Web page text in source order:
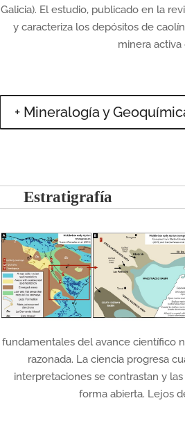
Galicia). El estudio, publicado en la
y caracteriza los depósitos de
minera activa
+ Mineralogía y
Estratigrafía
fundamentales del avance científico
razonada. La ciencia progresa
interpretaciones se contrastan y
forma abierta. Lejos